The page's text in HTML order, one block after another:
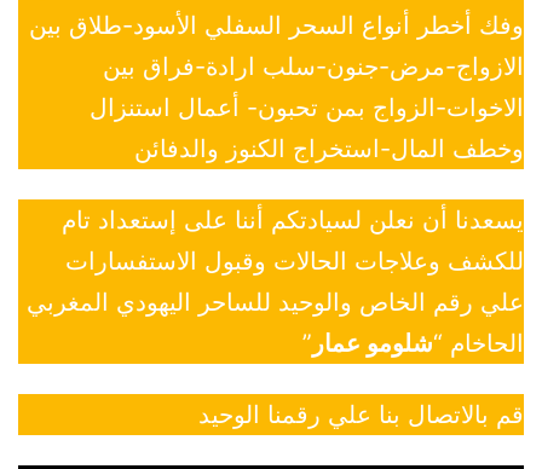
وفك أخطر أنواع السحر السفلي الأسود-طلاق بين
الازواج-مرض-جنون-سلب ارادة-فراق بين
الاخوات-الزواج بمن تحبون- أعمال استنزال
وخطف المال-استخراج الكنوز والدفائن
يسعدنا أن نعلن لسيادتكم أننا على إستعداد تام
للكشف وعلاجات الحالات وقبول الاستفسارات
علي رقم الخاص والوحيد للساحر اليهودي المغربي
الحاخام “شلومو عمار ”
قم بالاتصال بنا علي رقمنا الوحيد